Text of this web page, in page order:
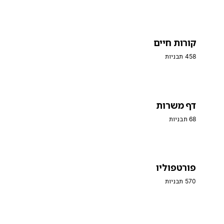
קורות חיים
458 תבניות
דף משרות
68 תבניות
פורטפוליו
570 תבניות